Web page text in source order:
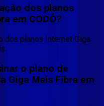
dos planos
em CODÓ?
dos planos Internet Giga
o plano de
Giga Mais Fibra em